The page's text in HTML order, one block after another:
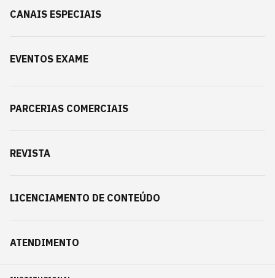
CANAIS ESPECIAIS
EVENTOS EXAME
PARCERIAS COMERCIAIS
REVISTA
LICENCIAMENTO DE CONTEÚDO
ATENDIMENTO